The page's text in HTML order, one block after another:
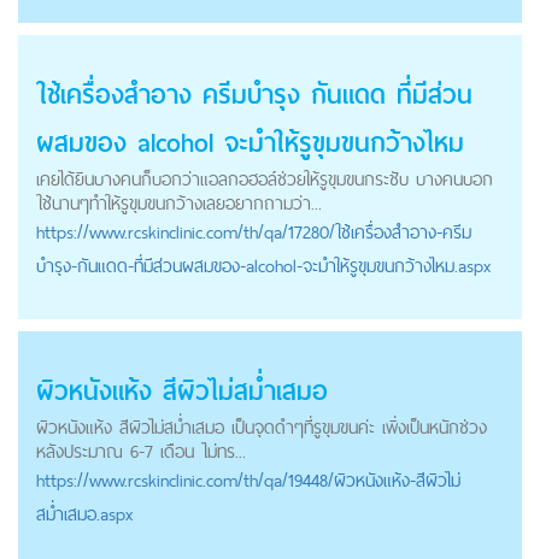
ใช้เครื่องสำอาง ครีมบำรุง กันแดด ที่มีส่วน
ผสมของ alcohol จะมำให้รูขุมขนกว้างไหม
เคยได้ยินบางคนก็บอกว่าแอลกอฮอล์ช่วยให้รูขุมขนกระชับ บางคนบอก
ใช้นานๆทำให้รูขุมขนกว้างเลยอยากถามว่า...
https://www.rcskinclinic.com/th/qa/17280/ใช้เครื่องสำอาง-ครีม
บำรุง-กันแดด-ที่มีส่วนผสมของ-alcohol-จะมำให้รูขุมขนกว้างไหม.aspx
ผิวหนังแห้ง สีผิวไม่สม่ำเสมอ
ผิวหนังแห้ง สีผิวไม่สม่ำเสมอ เป็นจุดดำๆที่รูขุมขนค่ะ เพิ่งเป็นหนักช่วง
หลังประมาณ 6-7 เดือน ไม่ทร...
https://www.rcskinclinic.com/th/qa/19448/ผิวหนังแห้ง-สีผิวไม่
สม่ำเสมอ.aspx